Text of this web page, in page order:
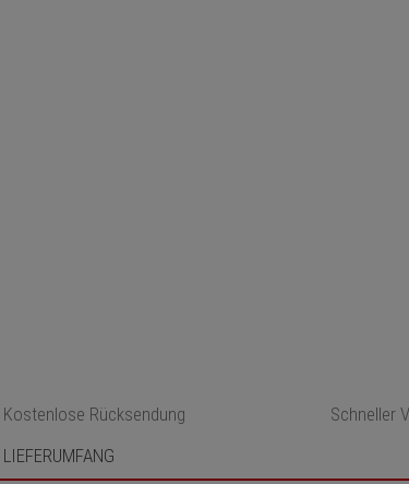
Kostenlose Rücksendung Schneller
LIEFERUMFANG